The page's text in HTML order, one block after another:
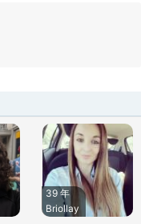
39 年
Briollay